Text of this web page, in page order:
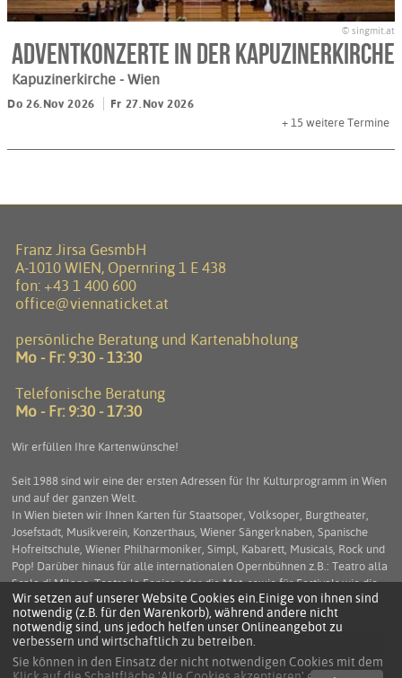
© singmit.at
Adventkonzerte in der Kapuzinerkirche
Kapuzinerkirche - Wien
Do 26.Nov 2026
Fr 27.Nov 2026
+ 15 weitere Termine
Franz Jirsa GesmbH
A-1010 WIEN, Opernring 1 E 438
fon: +43 1 400 600
office@viennaticket.at
persönliche Beratung und Kartenabholung
Mo - Fr: 9:30 - 13:30
Telefonische Beratung
Mo - Fr: 9:30 - 17:30
Wir erfüllen Ihre Kartenwünsche!
Seit 1988 sind wir eine der ersten Adressen für Ihr Kulturprogramm in Wien
und auf der ganzen Welt.
In Wien bieten wir Ihnen Karten für Staatsoper, Volksoper, Burgtheater,
Josefstadt, Musikverein, Konzerthaus, Wiener Sängerknaben, Spanische
Hofreitschule, Wiener Philharmoniker, Simpl, Kabarett, Musicals, Rock und
Pop! Darüber hinaus für alle internationalen Opernbühnen z.B.: Teatro alla
Scala di Milano, Teatro la Fenice oder die Met, sowie für Festivals wie die
Salzburger Festspiele, die Arena di Verona und viele mehr. Service und
Beratung stehen an erster Stelle um Ihnen einen unbeschwerten
Kulturgenuss zu ermöglichen.
Wir setzen auf unserer Website Cookies ein.Einige von ihnen sind
notwendig (z.B. für den Warenkorb), während andere nicht
notwendig sind, uns jedoch helfen unser Onlineangebot zu
verbessern und wirtschaftlich zu betreiben.
Sie können in den Einsatz der nicht notwendigen Cookies mit dem